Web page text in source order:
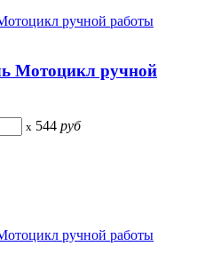
Мотоцикл ручной
x 544 руб